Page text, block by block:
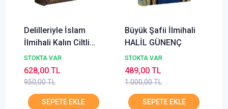
Delilleriyle İslam
İlmihali Kalın Ciltli
ERKAM
STOKTA VAR
950,00 TL
628,00 TL
Büyük Şafii İlmihali
HALİL GÜNENÇ
STOKTA VAR
1.000,00 TL
489,00 TL